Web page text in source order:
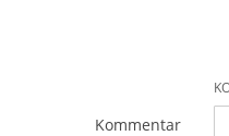
Kommentar